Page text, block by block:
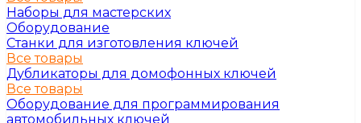
Наборы для мастерских
Оборудование
Станки для изготовления ключей
Все товары
Дубликаторы для домофонных ключей
Все товары
Оборудование для программирования
автомобильных ключей